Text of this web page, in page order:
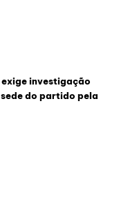
investigação
do partido pela